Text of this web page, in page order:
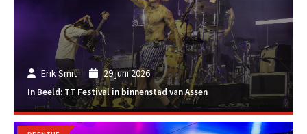
Erik Smit 29 juni 2026
In Beeld: TT Festival in binnenstad van Assen